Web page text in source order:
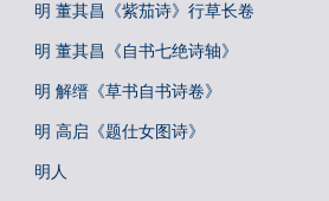
明 董其昌《紫茄诗》行草长卷
明 董其昌《自书七绝诗轴》
明 解缙《草书自书诗卷》
明 高启《题仕女图诗》
明人